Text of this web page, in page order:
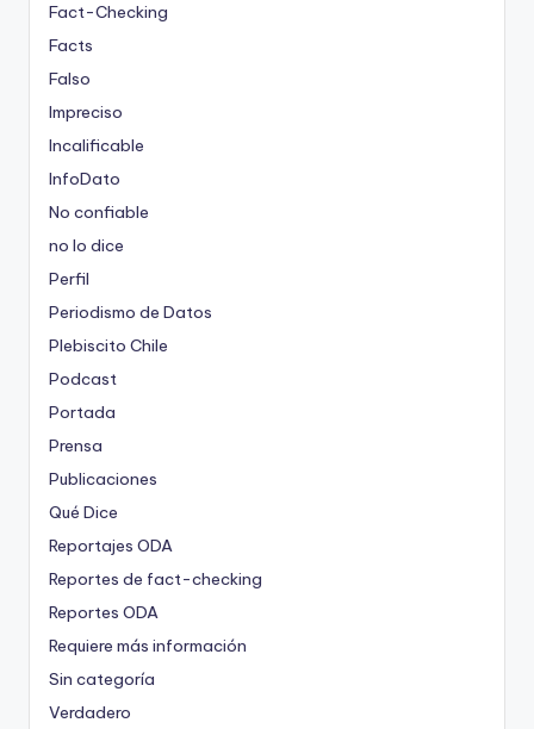
Fact-Checking
Facts
Falso
Impreciso
Incalificable
InfoDato
No confiable
no lo dice
Perfil
Periodismo de Datos
Plebiscito Chile
Podcast
Portada
Prensa
Publicaciones
Qué Dice
Reportajes ODA
Reportes de fact-checking
Reportes ODA
Requiere más información
Sin categoría
Verdadero